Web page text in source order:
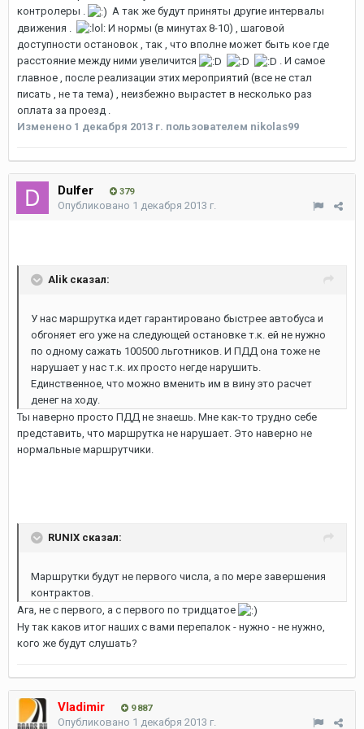
контролеры .
А так же будут приняты другие интервалы
движения .
И нормы (в минутах 8-10) , шаговой
доступности остановок , так , что вполне может быть кое где
расстояние между ними увеличится
. И самое
главное , после реализации этих мероприятий (все не стал
писать , не та тема) , неизбежно вырастет в несколько раз
оплата за проезд .
Изменено 1 декабря 2013 г. пользователем nikolas99
Dulfer 379
Опубликовано 1 декабря 2013 г.
Alik сказал:
У нас маршрутка идет гарантировано быстрее автобуса и
обгоняет его уже на следующей остановке т.к. ей не нужно
по одному сажать 100500 льготников. И ПДД она тоже не
нарушает у нас т.к. их просто негде нарушить.
Единственное, что можно вменить им в вину это расчет
денег на ходу.
Ты наверно просто ПДД не знаешь. Мне как-то трудно себе
представить, что маршрутка не нарушает. Это наверно не
нормальные маршрутчики.
RUNIX сказал:
Маршрутки будут не первого числа, а по мере завершения
контрактов.
Ага, не с первого, а с первого по тридцатое
Ну так каков итог наших с вами перепалок - нужно - не нужно,
кого же будут слушать?
Vladimir 9 887
Опубликовано 1 декабря 2013 г.